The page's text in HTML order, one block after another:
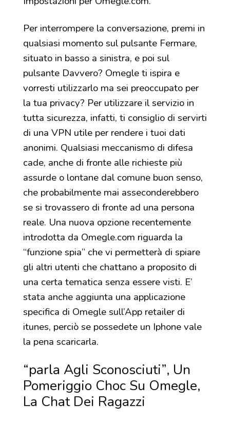
Per interrompere la conversazione, premi in
qualsiasi momento sul pulsante Fermare,
situato in basso a sinistra, e poi sul
pulsante Davvero? Omegle ti ispira e
vorresti utilizzarlo ma sei preoccupato per
la tua privacy? Per utilizzare il servizio in
tutta sicurezza, infatti, ti consiglio di servirti
di una VPN utile per rendere i tuoi dati
anonimi. Qualsiasi meccanismo di difesa
cade, anche di fronte alle richieste più
assurde o lontane dal comune buon senso,
che probabilmente mai asseconderebbero
se si trovassero di fronte ad una persona
reale. Una nuova opzione recentemente
introdotta da Omegle.com riguarda la
“funzione spia” che vi permetterà di spiare
gli altri utenti che chattano a proposito di
una certa tematica senza essere visti. E’
stata anche aggiunta una applicazione
specifica di Omegle sull’App retailer di
itunes, perciò se possedete un Iphone vale
la pena scaricarla.
“parla Agli Sconosciuti”, Un
Pomeriggio Choc Su Omegle,
La Chat Dei Ragazzi